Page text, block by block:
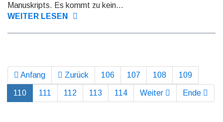
Manuskripts. Es kommt zu kein...
WEITER LESEN
Anfang Zurück 106 107 108 109
110 111 112 113 114 Weiter Ende